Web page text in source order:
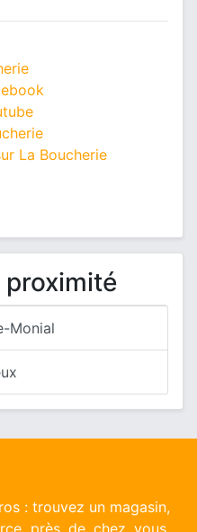
La Boucherie
proximité
Monial
: trouvez un magasin,
près de chez vous.